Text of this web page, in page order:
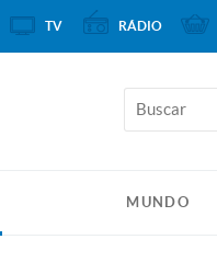
MUNDO
TV RÁDIO